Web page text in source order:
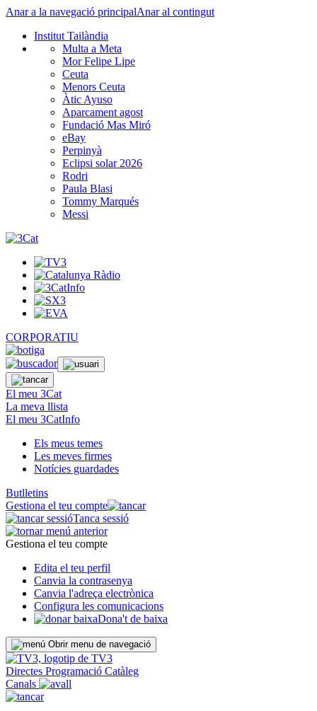
Anar a la navegació principalAnar al contingut
Institut Tailàndia
Multa a Meta
Mor Felipe Lipe
Ceuta
Menors Ceuta
Àtic Ayuso
Aparcament agost
Fundació Mas Miró
eBay
Perpinyà
Eclipsi solar 2026
Rodri
Paula Blasi
Tommy Marqués
Messi
CORPORATIU
El meu 3Cat
La meva llista
El meu 3CatInfo
Els meus temes
Les meves firmes
Notícies guardades
Butlletins
Gestiona el teu compte
Tanca sessió
Gestiona el teu compte
Edita el teu perfil
Canvia la contrasenya
Canvia l'adreça electrònica
Configura les comunicacions
Dona't de baixa
Obrir menu de navegació
Directes Programació Catàleg
Canals